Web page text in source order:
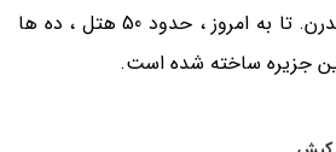
مجموعه های تفریحی مدرن. تا به امروز ، حدود 50 هتل ، ده ها
جزیره ساخته شده است.